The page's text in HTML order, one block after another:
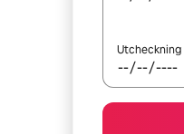
Utcheckning